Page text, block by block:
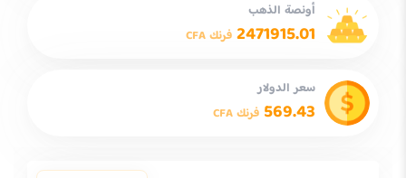
أونصة الذهب
2471915.01 فرنك CFA
سعر الدولار
569.43 فرنك CFA